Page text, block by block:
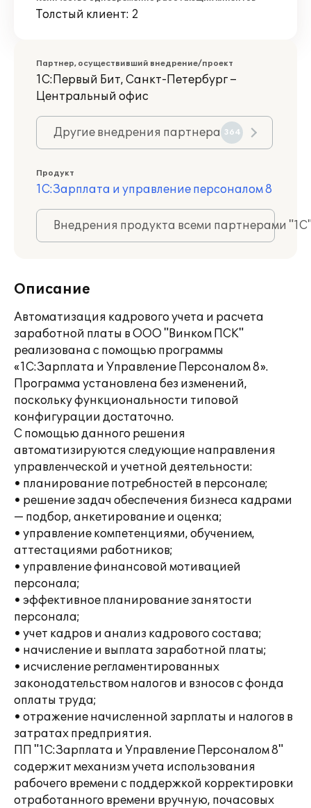
Толстый клиент: 2
Партнер, осуществивший внедрение/проект
1С:Первый Бит, Санкт-Петербург –
Центральный офис
Другие внедрения партнера 364
Продукт
1С:Зарплата и управление персоналом 8
Внедрения продукта всеми партнерами
Описание
Автоматизация кадрового учета и расчета
заработной платы в ООО "Винком ПСК"
реализована с помощью программы
«1С:Зарплата и Управление Персоналом 8».
Программа установлена без изменений,
поскольку функциональности типовой
конфигурации достаточно.
С помощью данного решения
автоматизируются следующие направления
управленческой и учетной деятельности:
• планирование потребностей в персонале;
• решение задач обеспечения бизнеса кадрами
— подбор, анкетирование и оценка;
• управление компетенциями, обучением,
аттестациями работников;
• управление финансовой мотивацией
персонала;
• эффективное планирование занятости
персонала;
• учет кадров и анализ кадрового состава;
• начисление и выплата заработной платы;
• исчисление регламентированных
законодательством налогов и взносов с фонда
оплаты труда;
• отражение начисленной зарплаты и налогов в
затратах предприятия.
ПП "1С:Зарплата и Управление Персоналом 8"
содержит механизм учета использования
рабочего времени с поддержкой корректировки
отработанного времени вручную, почасовых